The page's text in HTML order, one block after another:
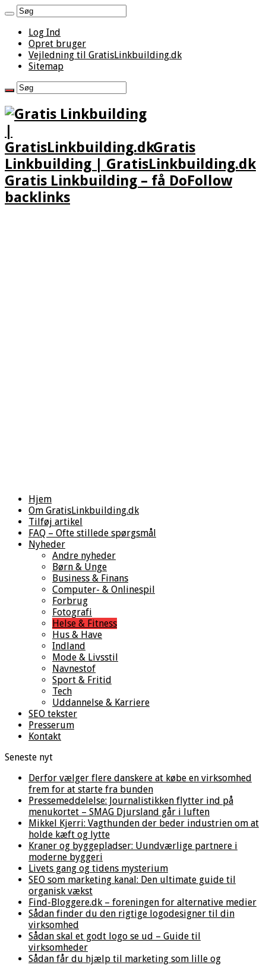
Log Ind
Opret bruger
Vejledning til GratisLinkbuilding.dk
Sitemap
Gratis
Linkbuilding | GratisLinkbuilding.dk
Gratis Linkbuilding – få DoFollow
backlinks
Hjem
Om GratisLinkbuilding.dk
Tilføj artikel
FAQ – Ofte stillede spørgsmål
Nyheder
Andre nyheder
Børn & Unge
Business & Finans
Computer- & Onlinespil
Forbrug
Fotografi
Helse & Fitness
Hus & Have
Indland
Mode & Livsstil
Navnestof
Sport & Fritid
Tech
Uddannelse & Karriere
SEO tekster
Presserum
Kontakt
Seneste nyt
Derfor vælger flere danskere at købe en virksomhed
frem for at starte fra bunden
Pressemeddelelse: Journalistikken flytter ind på
menukortet – SMAG Djursland går i luften
Mikkel Kjerri: Vagthunden der beder industrien om at
holde kæft og lytte
Kraner og byggepladser: Uundværlige partnere i
moderne byggeri
Livets gang og tidens mysterium
SEO som marketing kanal: Den ultimate guide til
organisk vækst
Find-Bloggere.dk – foreningen for alternative medier
Sådan finder du den rigtige logodesigner til din
virksomhed
Sådan skal et godt logo se ud – Guide til
virksomheder
Sådan får du hjælp til marketing som lille og